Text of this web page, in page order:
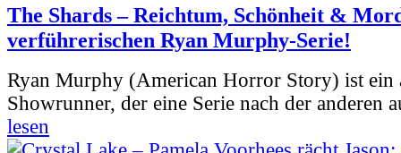
The Shards – Reichtum, Schönheit &
verführerischen Ryan Murphy-Serie!
Ryan Murphy (American Horror Story) ist ein
Showrunner, der eine Serie nach der anderen
lesen